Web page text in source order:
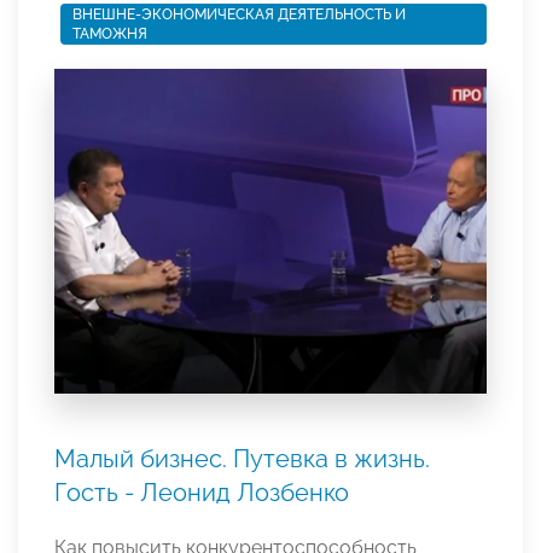
ВНЕШНЕ-ЭКОНОМИЧЕСКАЯ ДЕЯТЕЛЬНОСТЬ И
ТАМОЖНЯ
Малый бизнес. Путевка в жизнь.
Гость - Леонид Лозбенко
Как повысить конкурентоспособность